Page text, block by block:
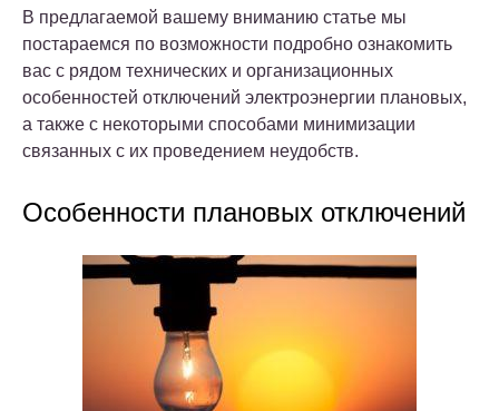
В предлагаемой вашему вниманию статье мы
постараемся по возможности подробно ознакомить
вас с рядом технических и организационных
особенностей отключений электроэнергии плановых,
а также с некоторыми способами минимизации
связанных с их проведением неудобств.
Особенности плановых отключений